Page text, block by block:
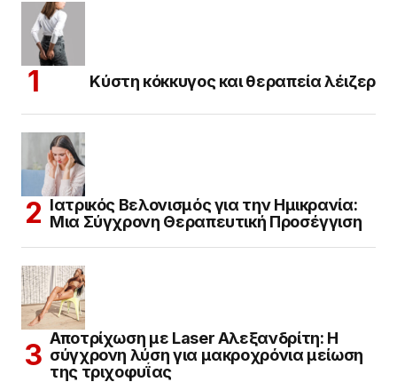
Κύστη κόκκυγος και θεραπεία λέιζερ
Ιατρικός Βελονισμός για την Ημικρανία:
Μια Σύγχρονη Θεραπευτική Προσέγγιση
Αποτρίχωση με Laser Αλεξανδρίτη: Η
σύγχρονη λύση για μακροχρόνια μείωση
της τριχοφυΐας